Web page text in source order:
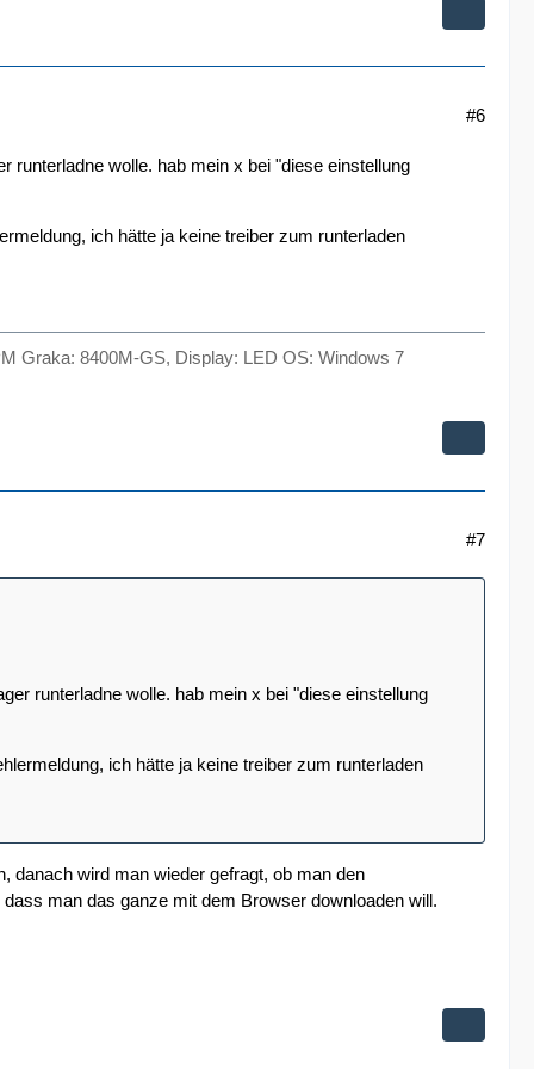
#6
runterladne wolle. hab mein x bei "diese einstellung
ich hätte ja keine treiber zum runterladen
Graka: 8400M-GS, Display: LED OS: Windows 7
#7
runterladne wolle. hab mein x bei "diese einstellung
ich hätte ja keine treiber zum runterladen
danach wird man wieder gefragt, ob man den
man das ganze mit dem Browser downloaden will.